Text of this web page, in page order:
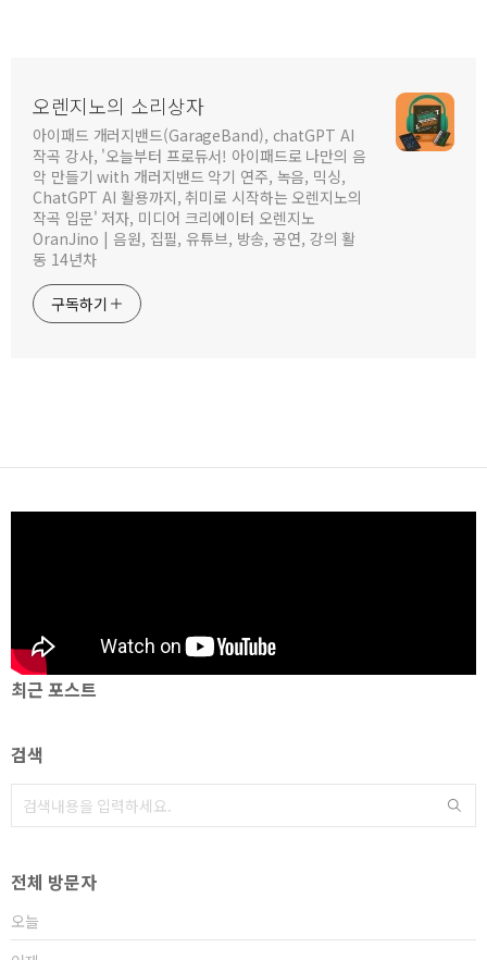
오렌지노의 소리상자
아이패드 개러지밴드(GarageBand), chatGPT AI
작곡 강사, '오늘부터 프로듀서! 아이패드로 나만의 음
악 만들기 with 개러지밴드 악기 연주, 녹음, 믹싱,
ChatGPT AI 활용까지, 취미로 시작하는 오렌지노의
작곡 입문' 저자, 미디어 크리에이터 오렌지노
OranJino | 음원, 집필, 유튜브, 방송, 공연, 강의 활
동 14년차
구독하기
최근 포스트
검색
전체 방문자
오늘